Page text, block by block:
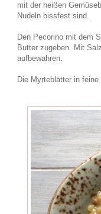
mit der heißen
Nudeln bissfest sind.
Den Pecorino mit dem
Butter zugeben. Mit
aufbewahren.
Die Myrteblätter in